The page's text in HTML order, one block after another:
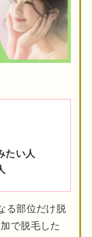
たい人
る部位だけ脱
で脱毛した